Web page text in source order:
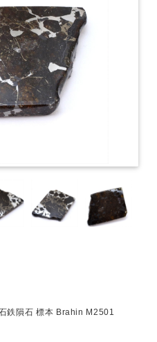
鉄隕石 標本 Brahin M2501